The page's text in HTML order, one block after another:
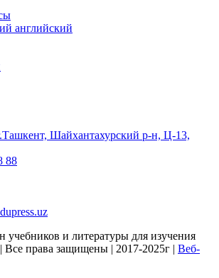
английский
Шайхантахурский р-н, Ц-13,
88
учебников и литературы для изучения
Все права защищены | 2017-2025г | Веб-